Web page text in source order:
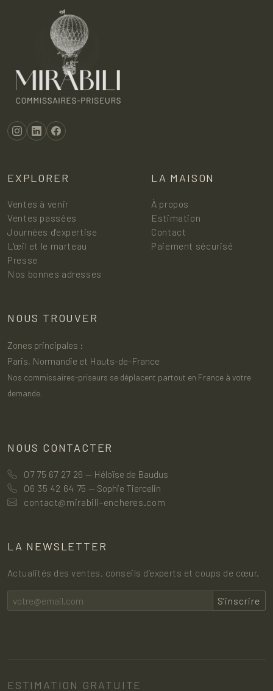
EXPLORER
Ventes à venir
Ventes passées
Journées d'expertise
L'œil et le marteau
Presse
Nos bonnes adresses
LA MAISON
À propos
Estimation
Contact
Paiement sécurisé
NOUS TROUVER
Zones principales :
Paris, Normandie et Hauts-de-France
Nos commissaires-priseurs se déplacent partout en France à votre
demande.
NOUS CONTACTER
07 75 67 27 26 — Héloïse de Baudus
06 35 42 64 75 — Sophie Tiercelin
contact@mirabili-encheres.com
LA NEWSLETTER
Actualités des ventes, conseils d’experts et coups de cœur.
S’inscrire
ESTIMATION GRATUITE